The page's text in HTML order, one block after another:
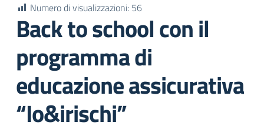
Numero di visualizzazioni: 56
Back to school con il
programma di
educazione assicurativa
“Io&irischi”